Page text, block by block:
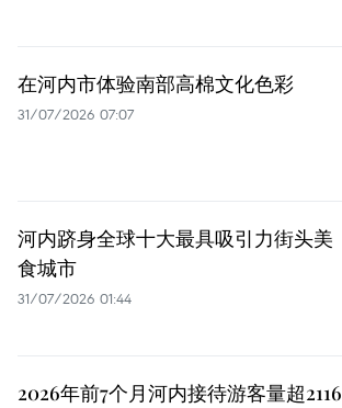
在河内市体验南部高棉文化色彩
31/07/2026 07:07
河内跻身全球十大最具吸引力街头美
食城市
31/07/2026 01:44
2026年前7个月河内接待游客量超2116